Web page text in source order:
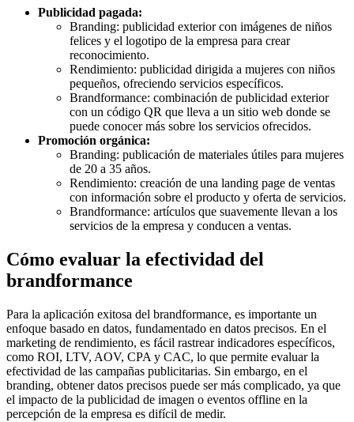
Publicidad pagada:
Branding: publicidad exterior con imágenes de niños
felices y el logotipo de la empresa para crear
reconocimiento.
Rendimiento: publicidad dirigida a mujeres con niños
pequeños, ofreciendo servicios específicos.
Brandformance: combinación de publicidad exterior
con un código QR que lleva a un sitio web donde se
puede conocer más sobre los servicios ofrecidos.
Promoción orgánica:
Branding: publicación de materiales útiles para mujeres
de 20 a 35 años.
Rendimiento: creación de una landing page de ventas
con información sobre el producto y oferta de servicios.
Brandformance: artículos que suavemente llevan a los
servicios de la empresa y conducen a ventas.
Cómo evaluar la efectividad del
brandformance
Para la aplicación exitosa del brandformance, es importante un
enfoque basado en datos, fundamentado en datos precisos. En el
marketing de rendimiento, es fácil rastrear indicadores específicos,
como ROI, LTV, AOV, CPA y CAC, lo que permite evaluar la
efectividad de las campañas publicitarias. Sin embargo, en el
branding, obtener datos precisos puede ser más complicado, ya que
el impacto de la publicidad de imagen o eventos offline en la
percepción de la empresa es difícil de medir.